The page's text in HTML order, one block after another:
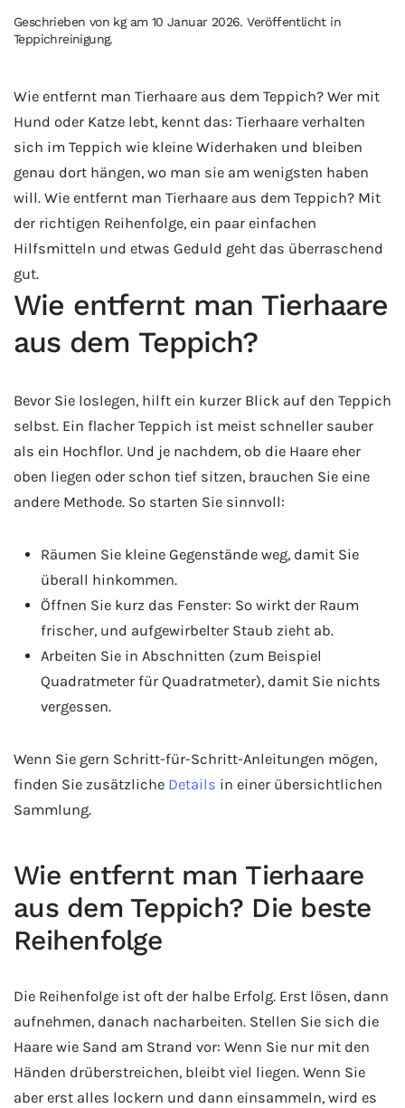
Geschrieben von kgam 10 Januar 2026. Veröffentlicht in
Teppichreinigung.
Wie entfernt man Tierhaare aus dem Teppich? Wer mit
Hund oder Katze lebt, kennt das: Tierhaare verhalten
sich im Teppich wie kleine Widerhaken und bleiben
genau dort hängen, wo man sie am wenigsten haben
will. Wie entfernt man Tierhaare aus dem Teppich? Mit
der richtigen Reihenfolge, ein paar einfachen
Hilfsmitteln und etwas Geduld geht das überraschend
gut.
Wie entfernt man Tierhaare
aus dem Teppich?
Bevor Sie loslegen, hilft ein kurzer Blick auf den Teppich
selbst. Ein flacher Teppich ist meist schneller sauber
als ein Hochflor. Und je nachdem, ob die Haare eher
oben liegen oder schon tief sitzen, brauchen Sie eine
andere Methode. So starten Sie sinnvoll:
Räumen Sie kleine Gegenstände weg, damit Sie
überall hinkommen.
Öffnen Sie kurz das Fenster: So wirkt der Raum
frischer, und aufgewirbelter Staub zieht ab.
Arbeiten Sie in Abschnitten (zum Beispiel
Quadratmeter für Quadratmeter), damit Sie nichts
vergessen.
Wenn Sie gern Schritt-für-Schritt-Anleitungen mögen,
finden Sie zusätzliche Details in einer übersichtlichen
Sammlung.
Wie entfernt man Tierhaare
aus dem Teppich? Die beste
Reihenfolge
Die Reihenfolge ist oft der halbe Erfolg. Erst lösen, dann
aufnehmen, danach nacharbeiten. Stellen Sie sich die
Haare wie Sand am Strand vor: Wenn Sie nur mit den
Händen drüberstreichen, bleibt viel liegen. Wenn Sie
aber erst alles lockern und dann einsammeln, wird es